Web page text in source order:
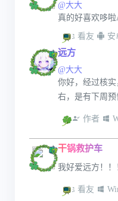
@大大
真的好喜欢哆啦
看友 安
远方
@大大
你好，经过核
右，是有下周预
作者
干锅救护车
我好爱远方！
看友